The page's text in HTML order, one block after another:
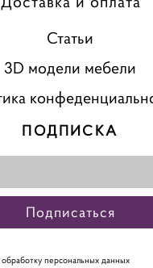
Статьи
3D модели мебели
ПОДПИСКА
Подписаться
обработку персональных данных